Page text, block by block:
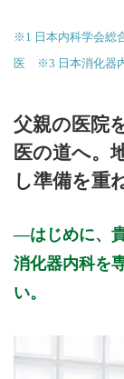
※1 日本内科学会総
医 ※3 日本消化器
父親の医院
医の道へ。
し準備を重
はじめに、
消化器内科を
い。